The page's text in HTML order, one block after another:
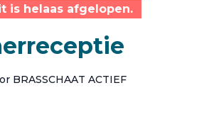
is helaas afgelopen.
BRASSCHAAT ACTIEF